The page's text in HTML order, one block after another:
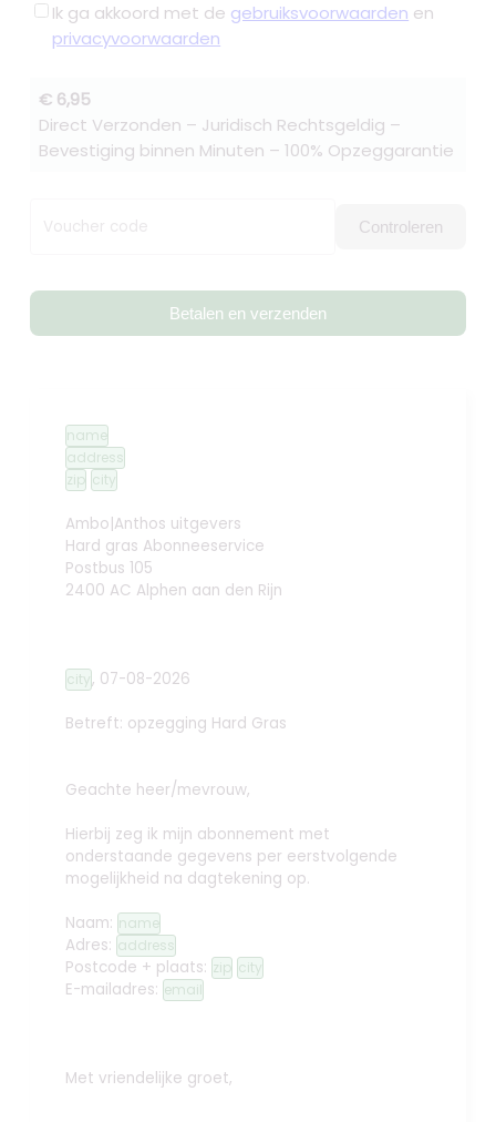
Ik ga akkoord met de gebruiksvoorwaarden en
privacyvoorwaarden
€ 6,95
Direct Verzonden – Juridisch Rechtsgeldig –
Bevestiging binnen Minuten – 100% Opzeggarantie
Voucher code Controleren
Betalen en verzenden
name
address
zip city
Ambo|Anthos uitgevers
Hard gras Abonneeservice
Postbus 105
2400 AC Alphen aan den Rijn
city, 07-08-2026
Betreft: opzegging Hard Gras
Geachte heer/mevrouw,
Hierbij zeg ik mijn abonnement met
onderstaande gegevens per eerstvolgende
mogelijkheid na dagtekening op.
Naam: name
Adres: address
Postcode + plaats: zip city
E-mailadres: email
Met vriendelijke groet,